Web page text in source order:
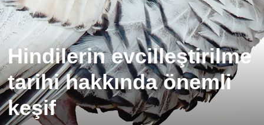
Hindilerin evcilleştirilme
tarihi hakkında önemli
keşif